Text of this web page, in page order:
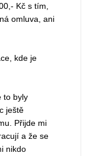
Kč s tím,
omluva, ani
kde je
to byly
ještě
Přijde mi
a že se
nikdo